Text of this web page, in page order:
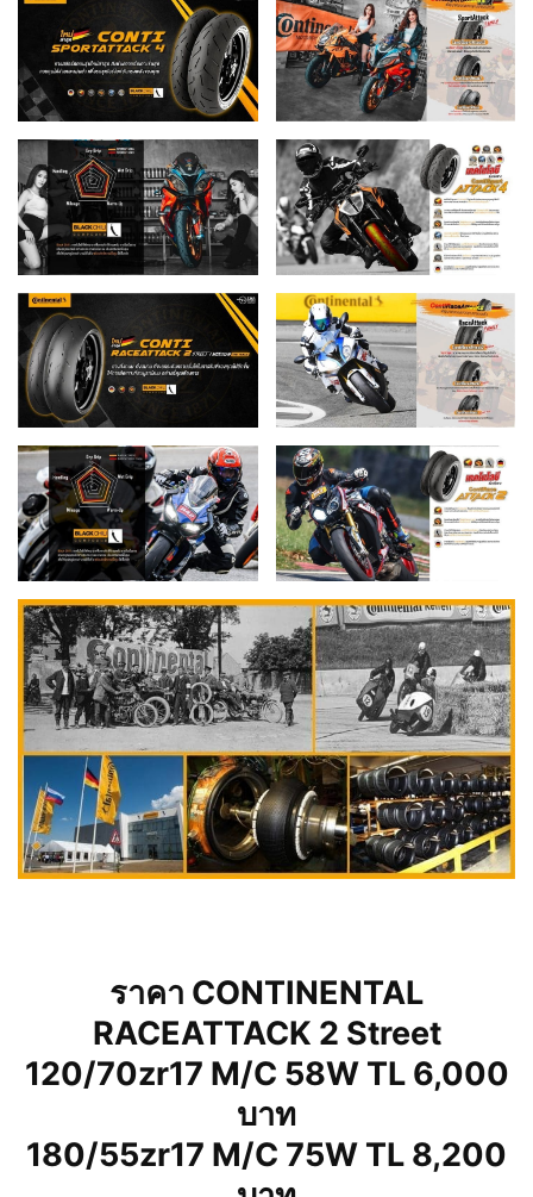
ราคา CONTINENTAL
RACEATTACK 2 Street
120/70zr17 M/C 58W TL 6,000
บาท
180/55zr17 M/C 75W TL 8,200